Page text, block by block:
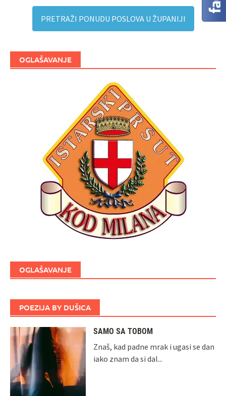
PRETRAŽI PONUDU POSLOVA U ŽUPANIJI
OGLAŠAVANJE
OGLAŠAVANJE
POEZIJA BY DUŠICA
SAMO SA TOBOM
Znaš, kad padne mrak i ugasi se dan
iako znam da si dal...